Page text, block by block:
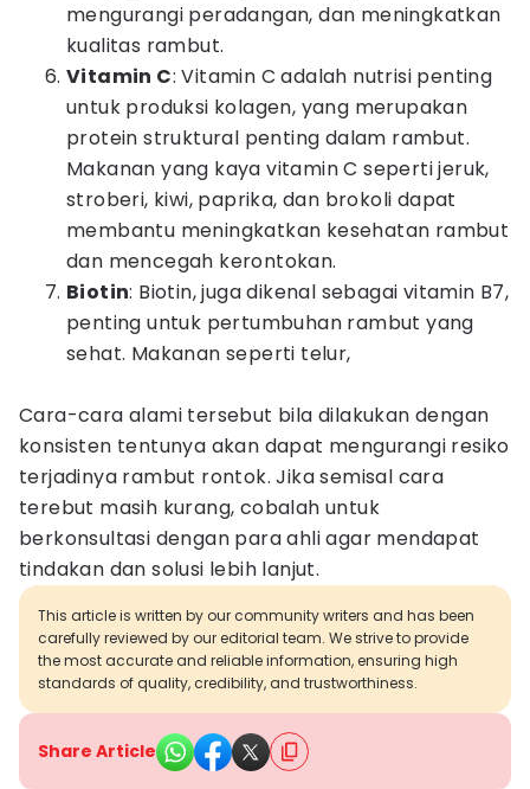
mengurangi peradangan, dan meningkatkan
kualitas rambut.
Vitamin C: Vitamin C adalah nutrisi penting
untuk produksi kolagen, yang merupakan
protein struktural penting dalam rambut.
Makanan yang kaya vitamin C seperti jeruk,
stroberi, kiwi, paprika, dan brokoli dapat
membantu meningkatkan kesehatan rambut
dan mencegah kerontokan.
Biotin: Biotin, juga dikenal sebagai vitamin B7,
penting untuk pertumbuhan rambut yang
sehat. Makanan seperti telur,
Cara-cara alami tersebut bila dilakukan dengan
konsisten tentunya akan dapat mengurangi resiko
terjadinya rambut rontok. Jika semisal cara
terebut masih kurang, cobalah untuk
berkonsultasi dengan para ahli agar mendapat
tindakan dan solusi lebih lanjut.
This article is written by our community writers and has been
carefully reviewed by our editorial team. We strive to provide
the most accurate and reliable information, ensuring high
standards of quality, credibility, and trustworthiness.
Share Article